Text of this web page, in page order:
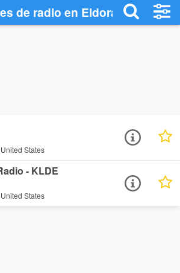
de radio en Eldorado -
States
- KLDE
States